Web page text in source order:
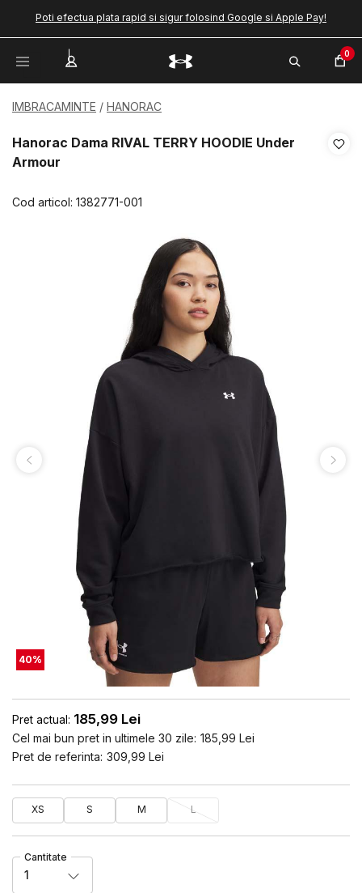
Poti efectua plata rapid si sigur folosind Google si Apple Pay!
0
IMBRACAMINTE HANORAC
Hanorac Dama RIVAL TERRY HOODIE Under
Armour
Cod articol: 1382771-001
40%
Pret actual: 185,99 Lei
Cel mai bun pret in ultimele 30 zile: 185,99 Lei
Pret de referinta: 309,99 Lei
XS S M L
Cantitate
1